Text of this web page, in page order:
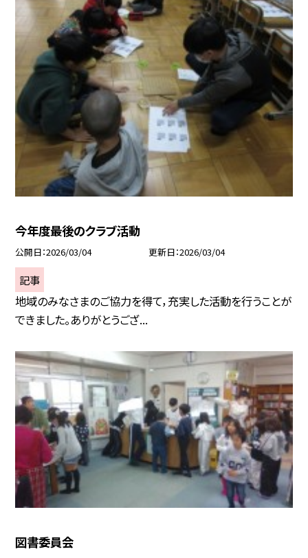
今年度最後のクラブ活動
公開日 2026/03/04 更新日 2026/03/04
記事
地域のみなさまのご協力を得て，充実した活動を行うことが
できました。ありがとうござ...
図書委員会